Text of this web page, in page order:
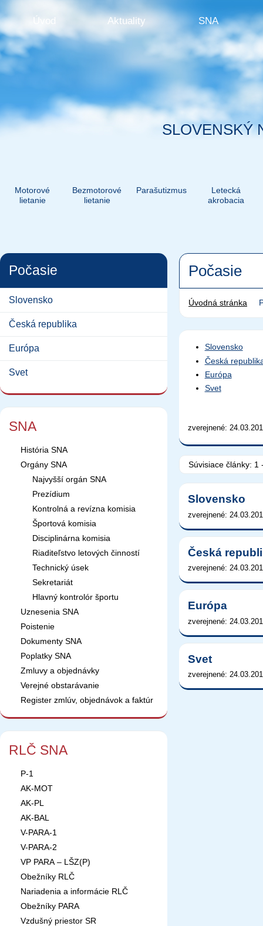
SLOVENSKÝ
Úvod Aktuality SNA
Motorové
lietanie
Bezmotorové
lietanie
Parašutizmus
Letecká
akrobacia
Počasie
Slovensko
Česká republika
Európa
Svet
SNA
História SNA
Orgány SNA
Najvyšší orgán SNA
Prezídium
Kontrolná a revízna komisia
Športová komisia
Disciplinárna komisia
Riaditeľstvo letových činností
Technický úsek
Sekretariát
Hlavný kontrolór športu
Uznesenia SNA
Poistenie
Dokumenty SNA
Poplatky SNA
Zmluvy a objednávky
Verejné obstarávanie
Register zmlúv, objednávok a faktúr
RLČ SNA
P-1
AK-MOT
AK-PL
AK-BAL
V-PARA-1
V-PARA-2
VP PARA – LŠZ(P)
Obežníky RLČ
Nariadenia a informácie RLČ
Obežníky PARA
Vzdušný priestor SR
Počasie
Úvodná stránka
Slovensko
Česká
Európa
Svet
zverejnené:
Súvisiace články: 1
Slovensko
zverejnené:
Česká
zverejnené:
Európa
zverejnené:
Svet
zverejnené: